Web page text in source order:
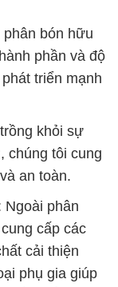
bón hữu
phần và độ
triển mạnh
khỏi sự
chúng tôi cung
an toàn.
Ngoài phân
cấp các
cải thiện
phụ gia giúp